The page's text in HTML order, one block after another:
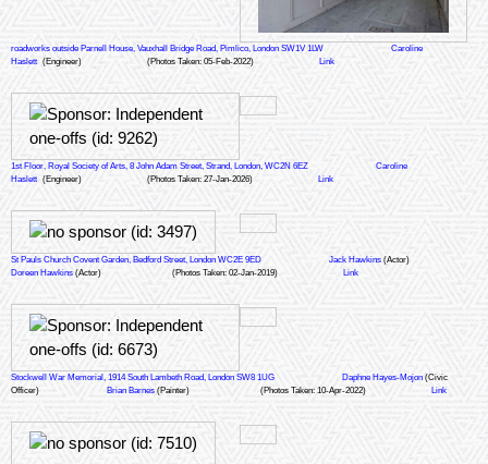
roadworks outside Parnell House, Vauxhall Bridge Road, Pimlico, London SW1V 1LW
Caroline
Haslett (Engineer) (Photos Taken: 05-Feb-2022) Link
1st Floor, Royal Society of Arts, 8 John Adam Street, Strand, London, WC2N 6EZ
Caroline
Haslett (Engineer) (Photos Taken: 27-Jan-2026) Link
St Pauls Church Covent Garden, Bedford Street, London WC2E 9ED Jack Hawkins (Actor)
Doreen Hawkins (Actor) (Photos Taken: 02-Jan-2019) Link
Stockwell War Memorial, 1914 South Lambeth Road, London SW8 1UG Daphne Hayes-Mojon (Civic
Officer)
Brian Barnes (Painter) (Photos Taken: 10-Apr-2022) Link